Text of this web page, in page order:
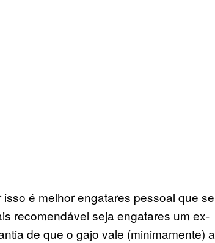
é melhor engatares pessoal que se
recomendável seja engatares um ex-
de que o gajo vale (minimamente) a